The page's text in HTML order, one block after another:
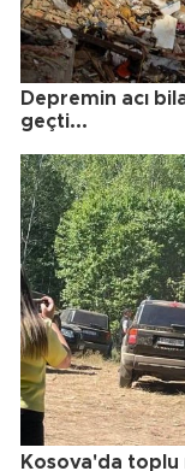
Depremin acı
geçti...
Kosova'da